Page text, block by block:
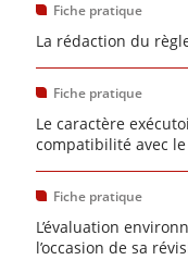
Fiche pratique
La rédaction du
Fiche pratique
Le caractère
compatibilité avec le
Fiche pratique
L’évaluation
l’occasion de sa